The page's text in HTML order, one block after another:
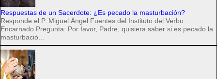
Respuestas de un Sacerdote: ¿Es pecado la masturbación?
Responde el P. Miguel Ángel Fuentes del Instituto del Verbo
Encarnado Pregunta: Por favor, Padre, quisiera saber si es pecado la
masturbació...